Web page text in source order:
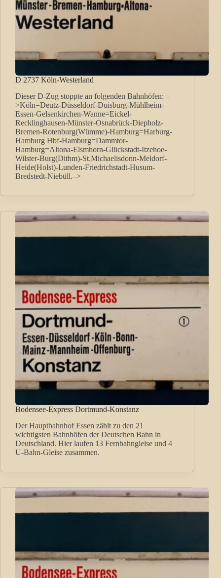
D 2737 Köln-Westerland
Dieser D-Zug stoppte an folgenden Bahnhöfen: –
>Köln=Deutz-Düsseldorf-Duisburg-Mühlheim-
Essen-Gelsenkirchen-Wanne=Eickel-
Recklinghausen-Münster-Osnabrück-Diepholz-
Bremen-Rotenburg(Wümme)-Hamburg=Harburg-
Hamburg Hbf-Hamburg=Dammtor-
Hamburg=Altona-Elsmhorn-Glückstadt-Itzehoe-
Wilster-Burg(Dithm)-St.Michaelisdonn-Meldorf-
Heide(Holst)-Lunden-Friedrichstadt-Husum-
Bredstedt-Niebüll.–>
Bodensee-Express Dortmund-Konstanz
Der Hauptbahnhof Essen zählt zu den 21
wichtigsten Bahnhöfen der Deutschen Bahn in
Deutschland. Hier laufen 13 Fernbahngleise und 4
U-Bahn-Gleise zusammen.